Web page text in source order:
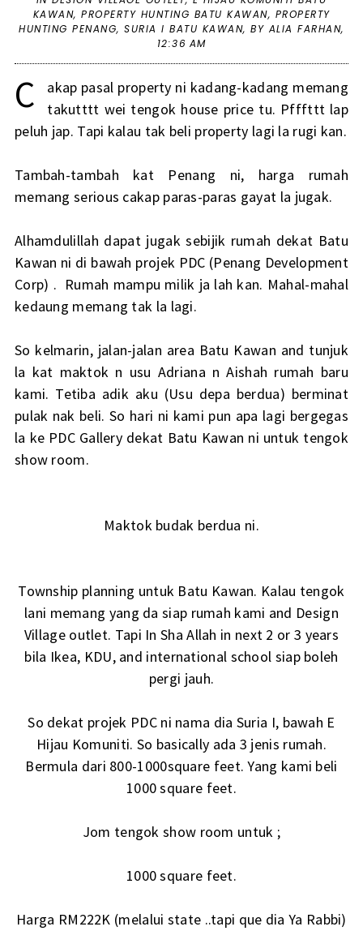
KAWAN, PROPERTY HUNTING BATU KAWAN, PROPERTY
HUNTING PENANG,SURIA I BATU KAWAN,BY ALIA FARHAN,
12:36 AM
C
akap pasal property ni kadang-kadang memang
takutttt wei tengok house price tu. Pfffttt lap
peluh jap. Tapi kalau tak beli property lagi la rugi kan.
Tambah-tambah kat Penang ni, harga rumah
memang serious cakap paras-paras gayat la jugak.
Alhamdulillah dapat jugak sebijik rumah dekat Batu
Kawan ni di bawah projek PDC (Penang Development
Corp) . Rumah mampu milik ja lah kan. Mahal-mahal
kedaung memang tak la lagi.
So kelmarin, jalan-jalan area Batu Kawan and tunjuk
la kat maktok n usu Adriana n Aishah rumah baru
kami. Tetiba adik aku (Usu depa berdua) berminat
pulak nak beli. So hari ni kami pun apa lagi bergegas
la ke PDC Gallery dekat Batu Kawan ni untuk tengok
show room.
Maktok budak berdua ni.
Township planning untuk Batu Kawan. Kalau tengok
lani memang yang da siap rumah kami and Design
Village outlet. Tapi In Sha Allah in next 2 or 3 years
bila Ikea, KDU, and international school siap boleh
pergi jauh.
So dekat projek PDC ni nama dia Suria I, bawah E
Hijau Komuniti. So basically ada 3 jenis rumah.
Bermula dari 800-1000square feet. Yang kami beli
1000 square feet.
Jom tengok show room untuk ;
1000 square feet.
Harga RM222K (melalui state ..tapi que dia Ya Rabbi)